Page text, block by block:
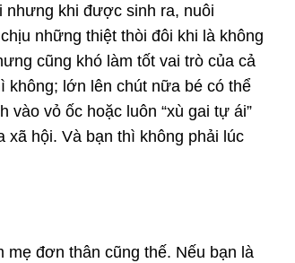
nhưng khi được sinh ra, nuôi
những thiệt thòi đôi khi là không
cũng khó làm tốt vai trò của cả
không; lớn lên chút nữa bé có thể
vào vỏ ốc hoặc luôn “xù gai tự ái”
xã hội. Và bạn thì không phải lúc
mẹ đơn thân cũng thế. Nếu bạn là